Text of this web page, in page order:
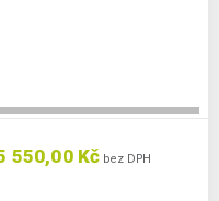
550,00 Kč bez DPH